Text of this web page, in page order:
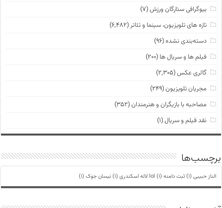
بیوگرافی ستارگان ورزش(۷)
تازه های تلویزیون، سینما و تئاتر (۶,۴۸۲)
دسته‌بندی نشده(۹۶)
فیلم ها و سریال ها (۲۰۰)
گالری عکس(۲,۳۰۵)
مجریان تلویزیون(۲۴۹)
مصاحبه با بازیگران و هنرمندان(۳۵۲)
نقد فیلم و سریال(۱)
برچسب‌ها
الناز حبیبی (1) ثبت دامنه lol (1) لاله اسکندری (1) نیسان جوک (1)